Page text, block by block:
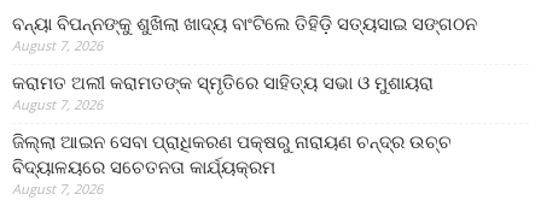
ବନ୍ୟା ବିପନ୍ନଙ୍କୁ ଶୁଖିଲା ଖାଦ୍ୟ ବାଂଟିଲେ ତିହିଡି଼ ସତ୍ୟସାଇ ସଙ୍ଗଠନ
August 7, 2026
କରାମତ ଅଲୀ କରାମତଙ୍କ ସ୍ମୃତିରେ ସାହିତ୍ୟ ସଭା ଓ ମୁଶାୟରା
August 7, 2026
ଜିଲ୍ଲା ଆଇନ ସେବା ପ୍ରାଧିକରଣ ପକ୍ଷରୁ ନାରାୟଣ ଚନ୍ଦ୍ର ଉଚ୍ଚ
ବିଦ୍ୟାଳୟରେ ସଚେତନତା କାର୍ଯ୍ୟକ୍ରମ
August 7, 2026